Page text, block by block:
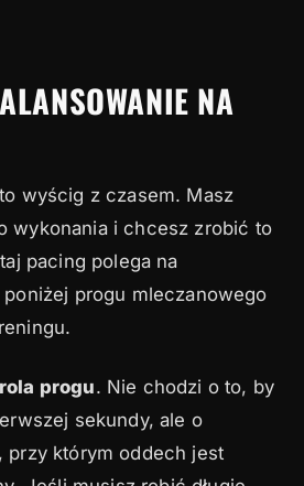
NA
wyścig z czasem. Masz
wykonania i chcesz zrobić to
pacing polega na
progu mleczanowego
progu. Nie chodzi o to, by
sekundy, ale o
przy którym oddech jest